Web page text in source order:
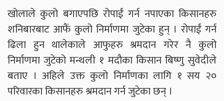
खोलाले कुलो बगाएपछि रोपाईं गर्न नपाएका किसानहरु
शनिबारबाट आफैं कुलो निर्माणमा जुटेका हुन् । रोपाईं गर्न
ढिला हुन थालेकाले आफुहरु श्रमदान गरेर नै कुलो
निर्माणमा जुटेको मन्थली १ मदौका किसान बिष्णु सुवेदीले
बताए । अहिले उक्त कुलो निर्माणका लागि १ सय २०
परिवारका किसानहरु श्रमदान गर्न जुटेका छन् ।